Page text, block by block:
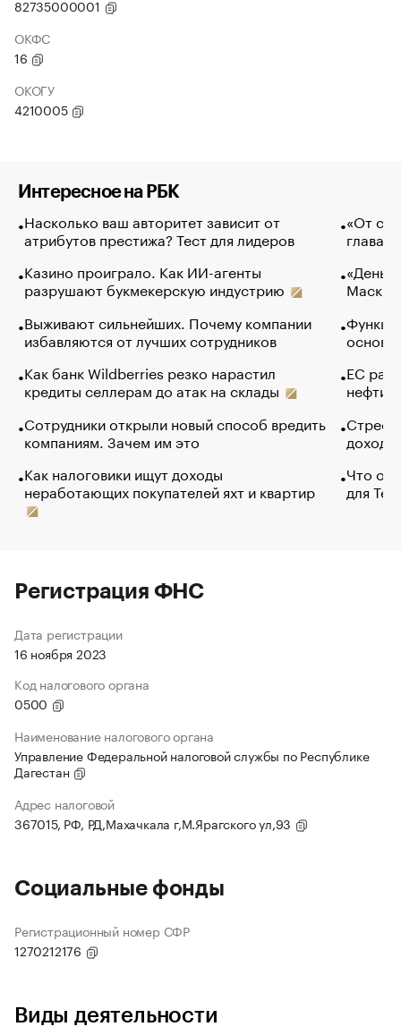
82735000001
ОКФС
16
ОКОГУ
4210005
Интересное на РБК
Насколько ваш авторитет зависит от
атрибутов престижа? Тест для лидеров
Казино проиграло. Как ИИ-агенты
разрушают букмекерскую индустрию
Выживают сильнейших. Почему компании
избавляются от лучших сотрудников
Как банк Wildberries резко нарастил
кредиты селлерам до атак на склады
Сотрудники открыли новый способ вредить
компаниям. Зачем им это
Как налоговики ищут доходы
неработающих покупателей яхт и квартир
«От
глава
Маск в
основ
ЕС
нефти
Что
для
Регистрация ФНС
Дата регистрации
16 ноября 2023
Код налогового органа
0500
Наименование налогового органа
Управление Федеральной налоговой службы по Республике
Дагестан
Адрес налоговой
367015, РФ, РД,Махачкала г,М.Ярагского ул,93
Социальные фонды
Регистрационный номер СФР
1270212176
Виды деятельности